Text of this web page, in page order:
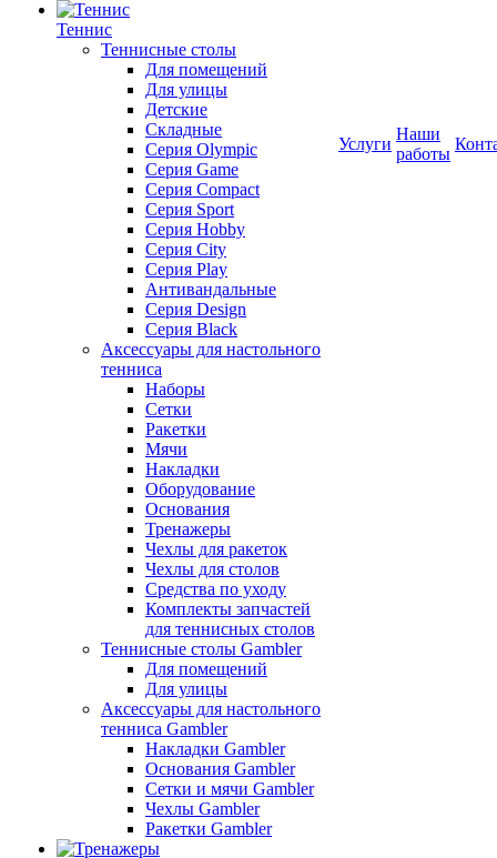
Теннис
Теннисные столы
Для помещений
Для улицы
Детские
Складные
Серия Olympic
Серия Game
Серия Compact
Серия Sport
Серия Hobby
Серия City
Серия Play
Антивандальные
Серия Design
Серия Black
Аксессуары для настольного
тенниса
Наборы
Сетки
Ракетки
Мячи
Накладки
Оборудование
Основания
Тренажеры
Чехлы для ракеток
Чехлы для столов
Средства по уходу
Комплекты запчастей
для теннисных столов
Теннисные столы Gambler
Для помещений
Для улицы
Аксессуары для настольного
тенниса Gambler
Накладки Gambler
Основания Gambler
Сетки и мячи Gambler
Чехлы Gambler
Ракетки Gambler
Услуги
Наши
работы